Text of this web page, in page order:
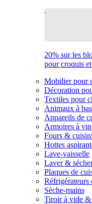
20% sur les
pour croquis
Mobilier pour
Décoration
Textiles pour
Animaux à
Appareils de
Armoires à
Fours &
Hottes
Lave-vaisselle
Laver &
Plaques de
Réfrigérateurs
Sèche-mains
Tiroir à vide